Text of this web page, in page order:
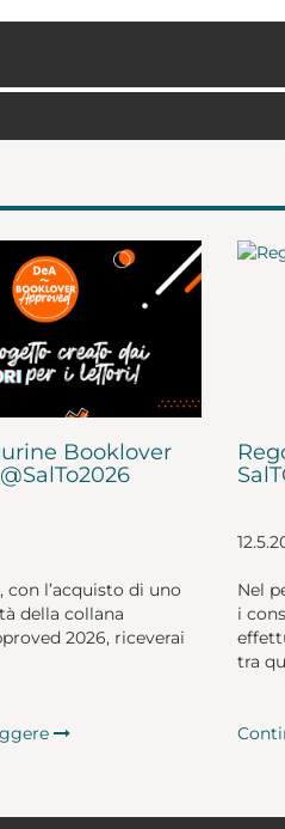
Booklover
con l’acquisto di uno
della collana
2026, riceverai
Nel
i
tra